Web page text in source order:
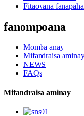
Fitaovana
fanompoana
Momba anay
Mifandraisa aminay
NEWS
FAQs
Mifandraisa aminay